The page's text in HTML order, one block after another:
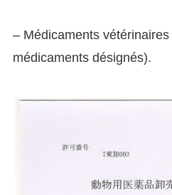
– Médicaments vétérinaires
médicaments désignés).